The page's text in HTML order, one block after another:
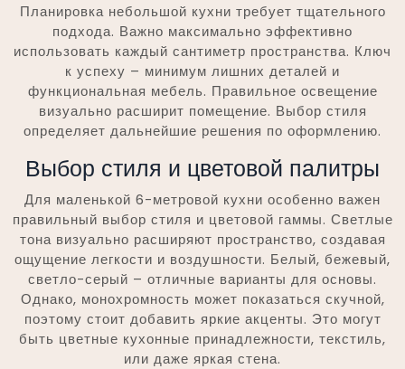
Планировка небольшой кухни требует тщательного
подхода. Важно максимально эффективно
использовать каждый сантиметр пространства. Ключ
к успеху – минимум лишних деталей и
функциональная мебель. Правильное освещение
визуально расширит помещение. Выбор стиля
определяет дальнейшие решения по оформлению.
Выбор стиля и цветовой палитры
Для маленькой 6-метровой кухни особенно важен
правильный выбор стиля и цветовой гаммы. Светлые
тона визуально расширяют пространство, создавая
ощущение легкости и воздушности. Белый, бежевый,
светло-серый – отличные варианты для основы.
Однако, монохромность может показаться скучной,
поэтому стоит добавить яркие акценты. Это могут
быть цветные кухонные принадлежности, текстиль,
или даже яркая стена.